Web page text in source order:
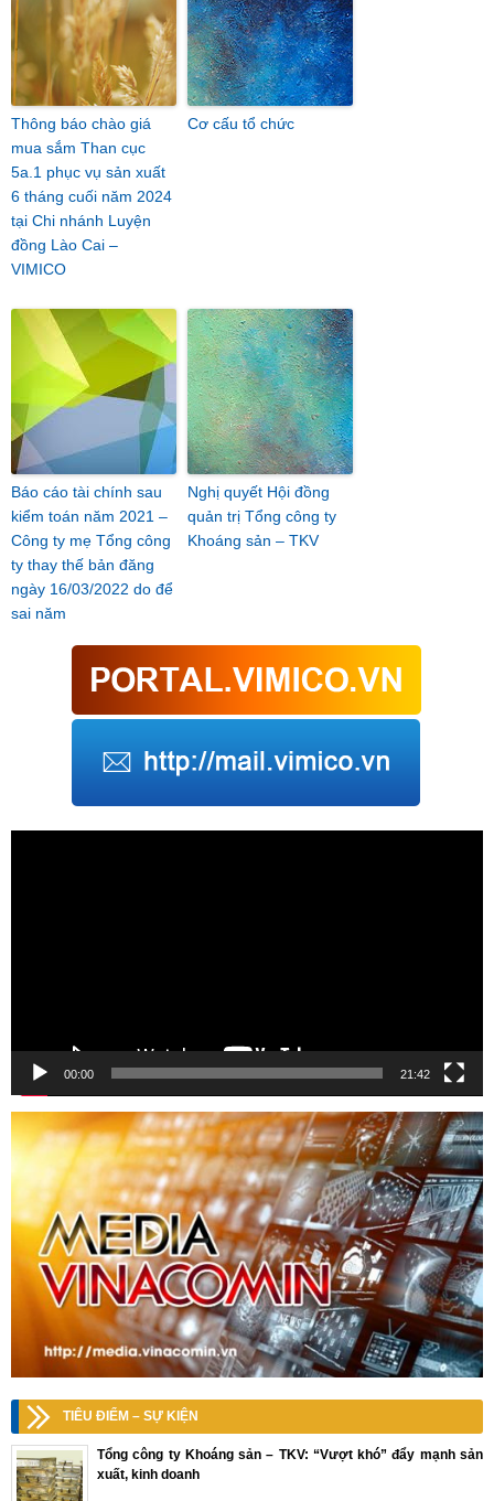
Thông báo chào giá
mua sắm Than cục
5a.1 phục vụ sản xuất
6 tháng cuối năm 2024
tại Chi nhánh Luyện
đồng Lào Cai –
VIMICO
Cơ cấu tổ chức
Báo cáo tài chính sau
kiểm toán năm 2021 –
Công ty mẹ Tổng công
ty thay thế bản đăng
ngày 16/03/2022 do để
sai năm
Nghị quyết Hội đồng
quản trị Tổng công ty
Khoáng sản – TKV
Trình
00:00 21:42
TIÊU ĐIỂM – SỰ KIỆN
Tổng công ty Khoáng sản – TKV: “Vượt khó” đẩy mạnh sản
xuất, kinh doanh